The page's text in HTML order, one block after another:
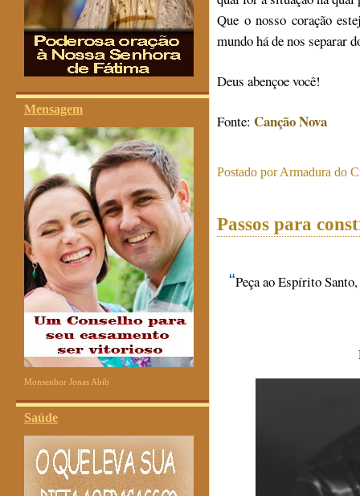
Mensagem
Monsenhor Jonas Abib
Saúde
Que o nosso coração
mundo há de nos separar
Deus abençoe você!
Fonte: Canção Nova
Postado porArmadura do
Passos para
“Peça ao Espírito